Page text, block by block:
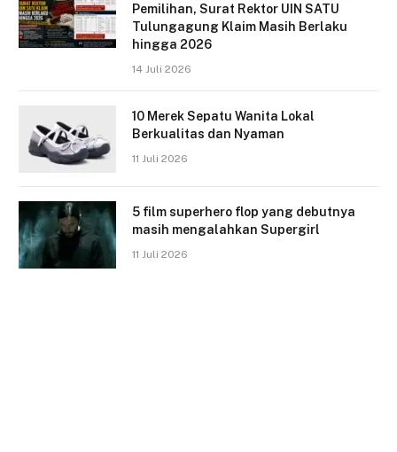
Pemilihan, Surat Rektor UIN SATU
Tulungagung Klaim Masih Berlaku
hingga 2026
14 Juli 2026
10 Merek Sepatu Wanita Lokal
Berkualitas dan Nyaman
11 Juli 2026
5 film superhero flop yang debutnya
masih mengalahkan Supergirl
11 Juli 2026